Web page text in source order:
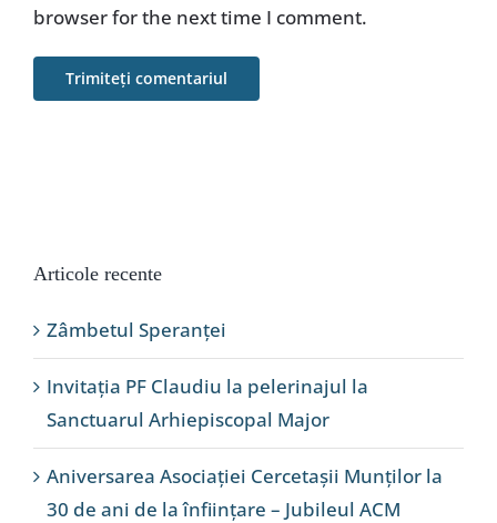
browser for the next time I comment.
Articole recente
Zâmbetul Speranței
Invitația PF Claudiu la pelerinajul la
Sanctuarul Arhiepiscopal Major
Aniversarea Asociației Cercetașii Munților la
30 de ani de la înființare – Jubileul ACM